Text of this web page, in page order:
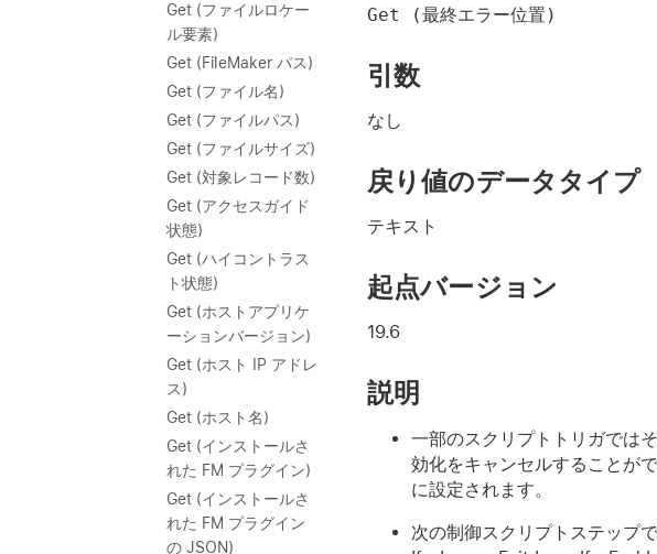
Get (ファイルロケー
ル要素)
Get (FileMaker パス)
Get (ファイル名)
Get (ファイルパス)
Get (ファイルサイズ)
Get (対象レコード数)
Get (アクセスガイド
状態)
Get (ハイコントラス
ト状態)
Get (ホストアプリケ
ーションバージョン)
Get (ホスト IP アドレ
ス)
Get (ホスト名)
Get (インストールさ
れた FM プラグイン)
Get (インストールさ
れた FM プラグイン
の JSON)
Get (最終エラー位置)
引数
なし
戻り値のデータタイプ
テキスト
起点バージョン
19.6
説明
一部のスクリプトトリガでは
効化をキャンセルすることが
に設定されます。
次の制御スクリプトステップ